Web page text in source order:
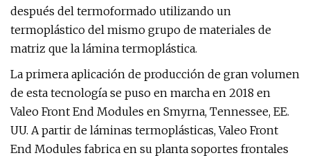
después del termoformado utilizando un
termoplástico del mismo grupo de materiales de
matriz que la lámina termoplástica.
La primera aplicación de producción de gran volumen
de esta tecnología se puso en marcha en 2018 en
Valeo Front End Modules en Smyrna, Tennessee, EE.
UU. A partir de láminas termoplásticas, Valeo Front
End Modules fabrica en su planta soportes frontales